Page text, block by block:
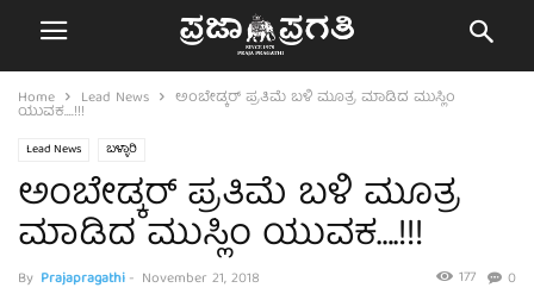
Home Lead News ಅಂಬೇಡ್ಕರ್ ಪ್ರತಿಮೆ ಬಳಿ ಮೂತ್ರ ಮಾಡಿದ ಮುಸ್ಲಿಂ
ಯುವಕ….!!!
Lead News ಬಳ್ಳಾರಿ
ಅಂಬೇಡ್ಕರ್ ಪ್ರತಿಮೆ ಬಳಿ ಮೂತ್ರ
ಮಾಡಿದ ಮುಸ್ಲಿಂ ಯುವಕ….!!!
By Prajapragathi- November 21, 2018 0
177